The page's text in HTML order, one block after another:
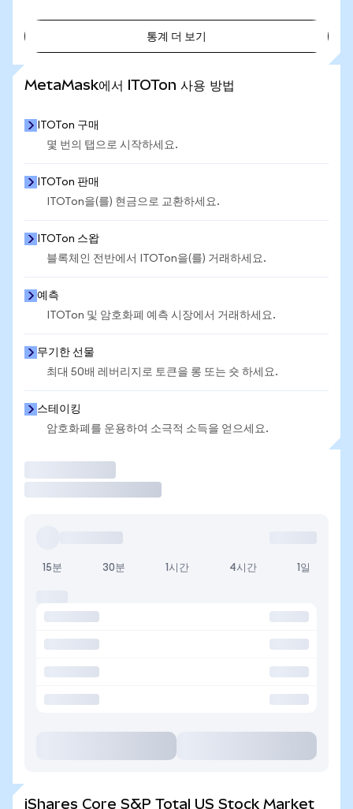
통계 더 보기
MetaMask에서 ITOTon 사용 방법
ITOTon 구매
몇 번의 탭으로 시작하세요.
ITOTon 판매
ITOTon을(를) 현금으로 교환하세요.
ITOTon 스왑
블록체인 전반에서 ITOTon을(를) 거래하세요.
예측
ITOTon 및 암호화폐 예측 시장에서 거래하세요.
무기한 선물
최대 50배 레버리지로 토큰을 롱 또는 숏 하세요.
스테이킹
암호화폐를 운용하여 소극적 소득을 얻으세요.
15분 30분 1시간 4시간 1일
iShares Core S&P Total US Stock Market